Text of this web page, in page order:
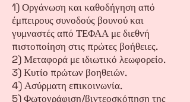
1) Οργάνωση και καθοδήγηση από
έμπειρους συνοδούς βουνού και
γυμναστές από ΤΕΦΑΑ με διεθνή
πιστοποίηση στις πρώτες βοήθειες.
2) Μεταφορά με ιδιωτικό λεωφορείο.
3) Κυτίο πρώτων βοηθειών.
4) Ασύρματη επικοινωνία.
5) Φωτογράφιση/βιντεοσκόπηση της